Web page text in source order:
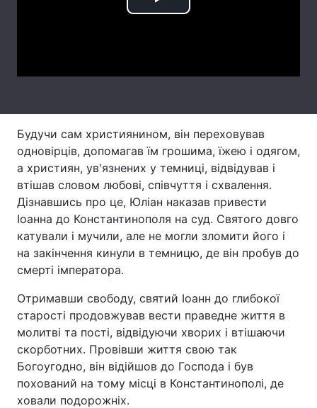
Статті
Архів Вакансії
Послуги
Play
Будучи сам християнином, він переховував
одновірців, допомагав їм грошима, їжею і одягом,
а християн, ув'язнених у темниці, відвідував і
втішав словом любові, співчуття і схвалення.
Дізнавшись про це, Юліан наказав привести
Іоанна до Константинополя на суд. Святого довго
катували і мучили, але не могли зломити його і
на закінчення кинули в темницю, де він пробув до
смерті імператора.
Отримавши свободу, святий Іоанн до глибокої
старості продовжував вести праведне життя в
молитві та пості, відвідуючи хворих і втішаючи
скорботних. Провівши життя свою так
Богоугодно, він відійшов до Господа і був
похований на тому місці в Константинополі, де
ховали подорожніх.